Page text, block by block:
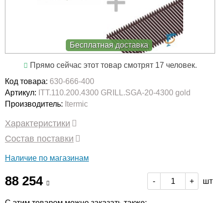
Бесплатная доставка
Прямо сейчас этот товар смотрят 17 человек.
Код товара: 630-666-400
Артикул: ITT.110.200.4300 GRILL.SGA-20-4300 gold
Производитель: Itermic
Характеристики
Состав поставки
Наличие по магазинам
88 254 - + шт